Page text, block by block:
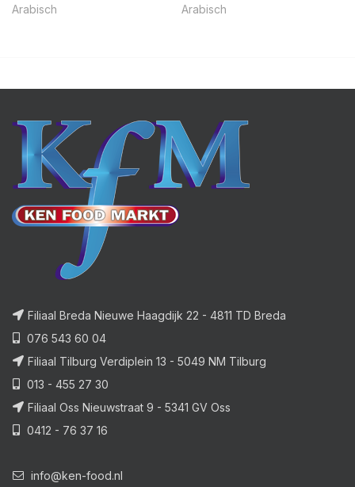
Arabisch Arabisch
Filiaal Breda Nieuwe Haagdijk 22 - 4811 TD Breda
076 543 60 04
Filiaal Tilburg Verdiplein 13 - 5049 NM Tilburg
013 - 455 27 30
Filiaal Oss Nieuwstraat 9 - 5341 GV Oss
0412 - 76 37 16
info@ken-food.nl